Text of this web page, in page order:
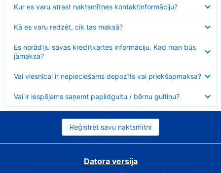
Kur es varu atrast naktsmītnes kontaktinformāciju?
Kā es varu redzēt, cik tas maksā?
Es norādīju savas kredītkartes informāciju. Kad man būs
jāmaksā?
Vai viesnīcai ir nepieciešams depozīts vai priekšapmaksa?
Vai ir iespējams saņemt papildgultu / bērnu gultiņu?
Reģistrēt savu naktsmītni
Datora versija